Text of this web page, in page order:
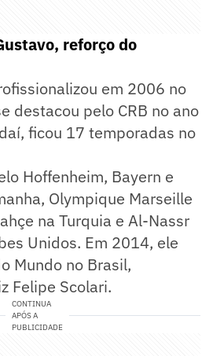
reforço do
em 2006 no
destacou pelo CRB no ano
ficou 17 temporadas no
Hoffenheim, Bayern e
Olympique Marseille
na Turquia e Al-Nassr
Unidos. Em 2014, ele
Mundo no Brasil,
Felipe Scolari.
CONTINUA
APÓS A
PUBLICIDADE